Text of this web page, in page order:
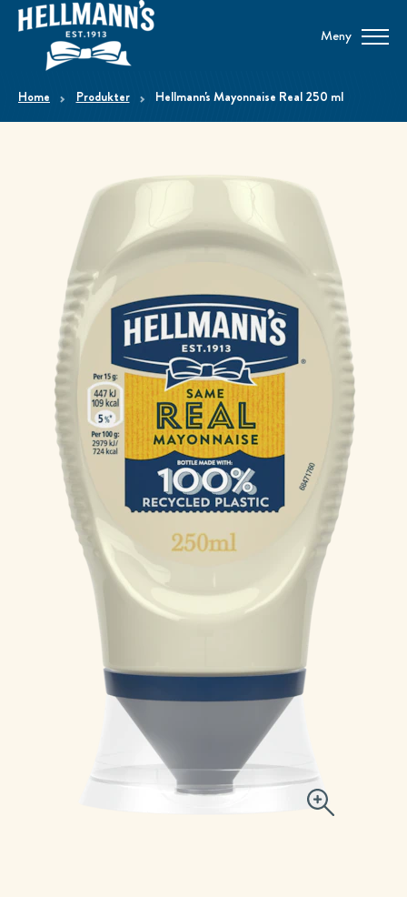
Meny
home Produkter Hellmann's Mayonnaise Real 250 ml